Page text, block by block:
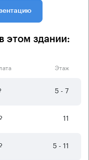
этом здании:
Этаж
5 - 7
11
5 - 11